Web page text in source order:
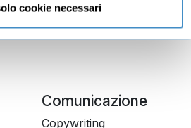
cookie necessari
Comunicazione
Copywriting